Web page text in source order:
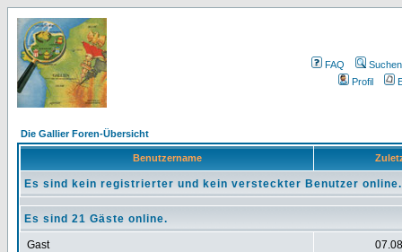
FAQ
Suchen
Profil
Die Gallier Foren-Übersicht
Benutzername
Es sind kein registrierter und kein versteckter Benutzer online.
Es sind 21 Gäste online.
Gast